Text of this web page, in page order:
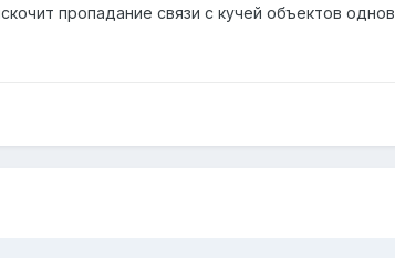
пропадание связи с кучей объектов